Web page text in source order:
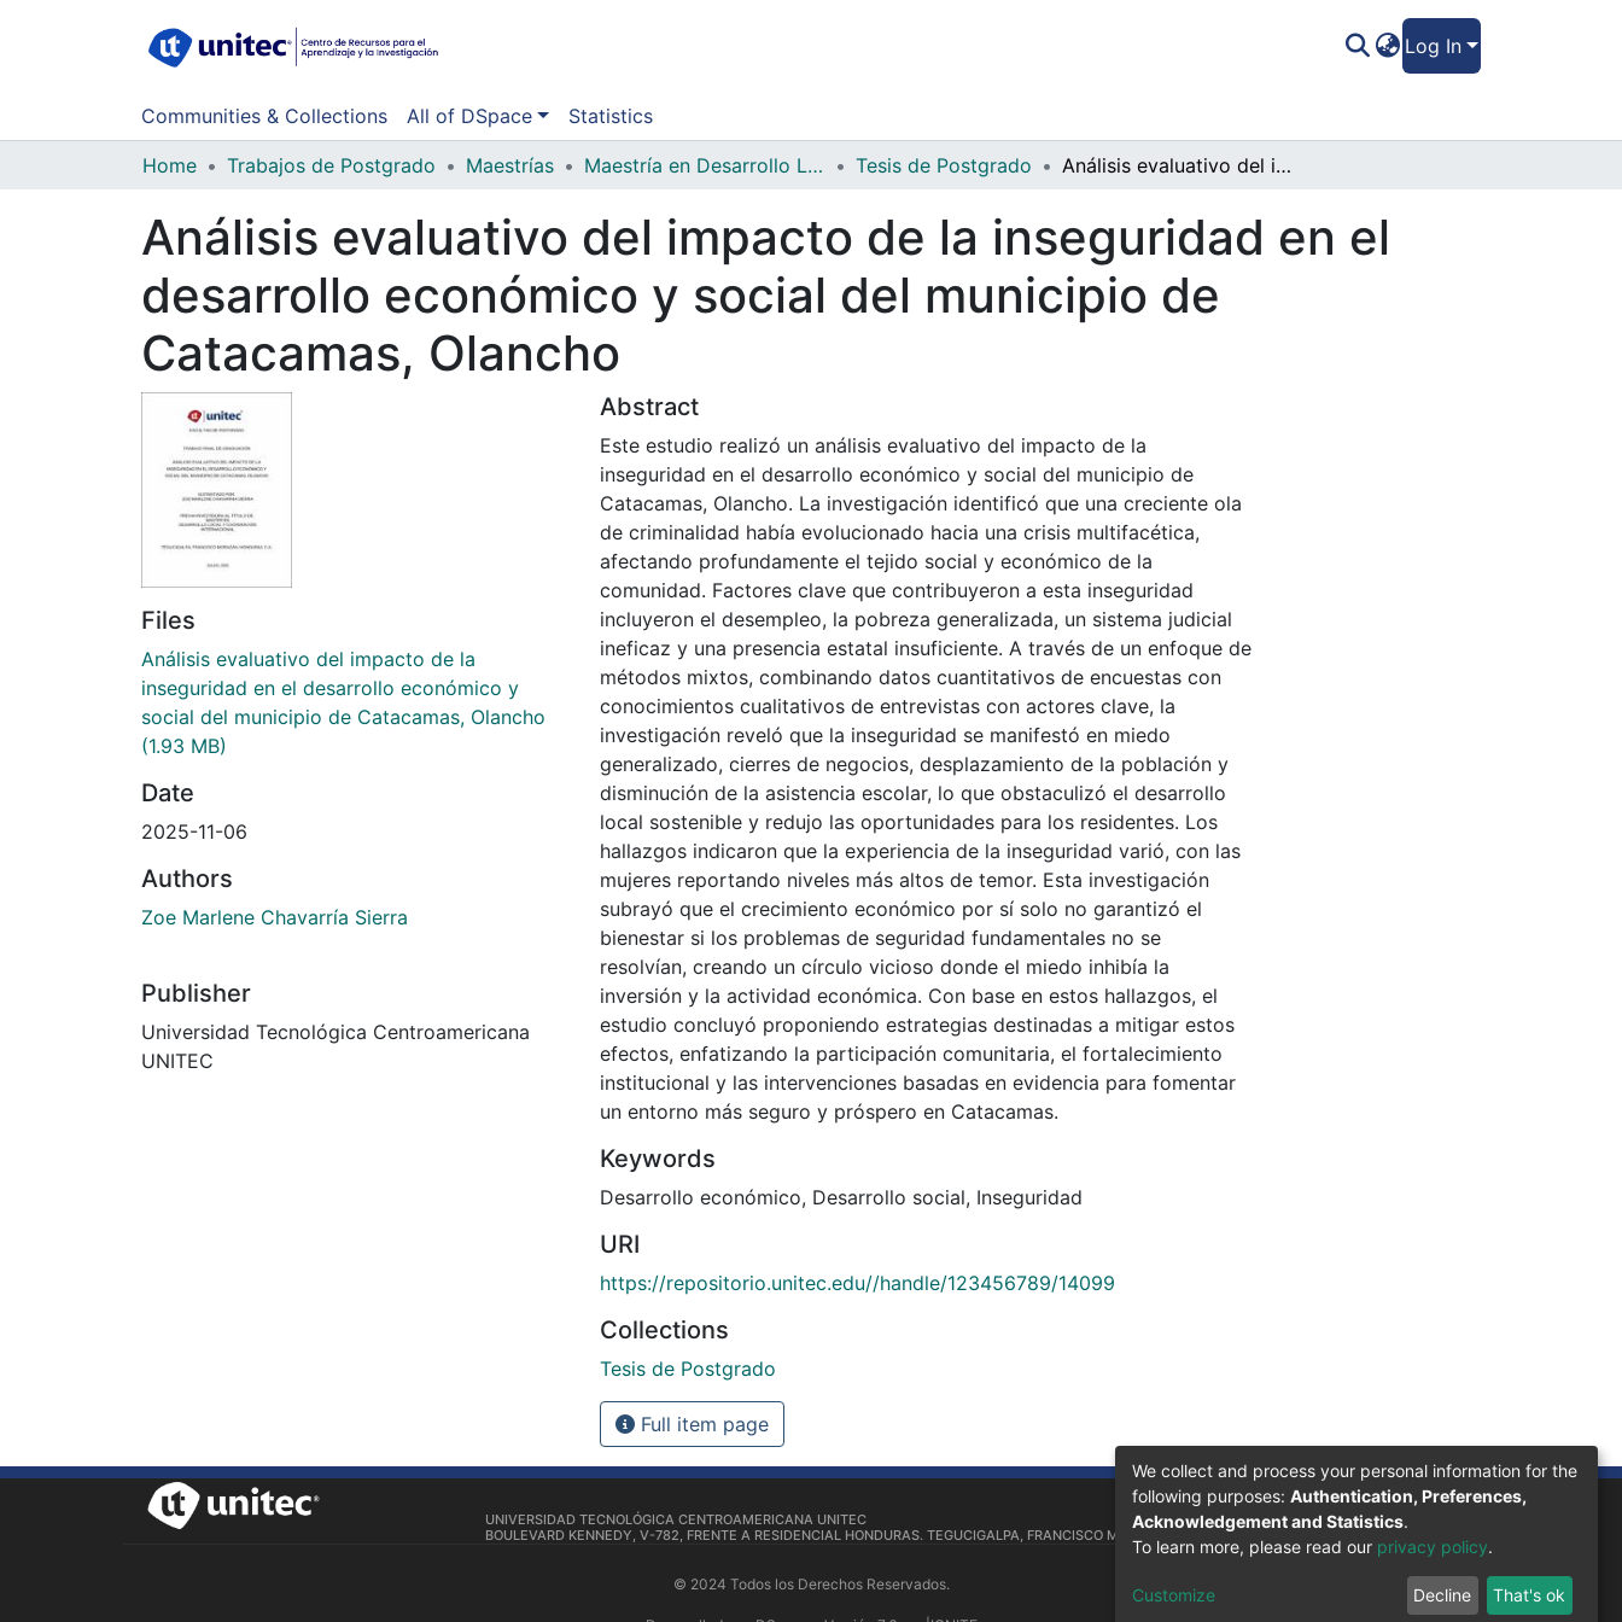
Log In
Communities & Collections All of DSpace Statistics
Home Trabajos de Postgrado Maestrías Maestría en Desarrollo Local y Cooperación Internacional Tesis de Postgrado Análisis evaluativo del impacto de la inseguridad en el desarrollo económico y social del municipio de Catacamas, Olancho
Análisis evaluativo del impacto de la inseguridad en el
desarrollo económico y social del municipio de
Catacamas, Olancho
Files
Análisis evaluativo del impacto de la
inseguridad en el desarrollo económico y
social del municipio de Catacamas, Olancho
(1.93 MB)
Date
2025-11-06
Authors
Zoe Marlene Chavarría Sierra
Publisher
Universidad Tecnológica Centroamericana
UNITEC
Abstract
Este estudio realizó un análisis evaluativo del impacto de la
inseguridad en el desarrollo económico y social del municipio de
Catacamas, Olancho. La investigación identificó que una creciente ola
de criminalidad había evolucionado hacia una crisis multifacética,
afectando profundamente el tejido social y económico de la
comunidad. Factores clave que contribuyeron a esta inseguridad
incluyeron el desempleo, la pobreza generalizada, un sistema judicial
ineficaz y una presencia estatal insuficiente. A través de un enfoque de
métodos mixtos, combinando datos cuantitativos de encuestas con
conocimientos cualitativos de entrevistas con actores clave, la
investigación reveló que la inseguridad se manifestó en miedo
generalizado, cierres de negocios, desplazamiento de la población y
disminución de la asistencia escolar, lo que obstaculizó el desarrollo
local sostenible y redujo las oportunidades para los residentes. Los
hallazgos indicaron que la experiencia de la inseguridad varió, con las
mujeres reportando niveles más altos de temor. Esta investigación
subrayó que el crecimiento económico por sí solo no garantizó el
bienestar si los problemas de seguridad fundamentales no se
resolvían, creando un círculo vicioso donde el miedo inhibía la
inversión y la actividad económica. Con base en estos hallazgos, el
estudio concluyó proponiendo estrategias destinadas a mitigar estos
efectos, enfatizando la participación comunitaria, el fortalecimiento
institucional y las intervenciones basadas en evidencia para fomentar
un entorno más seguro y próspero en Catacamas.
Keywords
Desarrollo económico, Desarrollo social, Inseguridad
URI
https://repositorio.unitec.edu//handle/123456789/14099
Collections
Tesis de Postgrado
Full item page
UNIVERSIDAD TECNOLÓGICA CENTROAMERICANA UNITEC
BOULEVARD KENNEDY, V-782, FRENTE A RESIDENCIAL HONDURAS. TEGUCIGALPA, FRANCISCO MORAZÁN, 11101
© 2024 Todos los Derechos Reservados.
We collect and process your personal information for the
following purposes: Authentication, Preferences,
Acknowledgement and Statistics.
To learn more, please read our privacy policy.
Customize Decline That's ok